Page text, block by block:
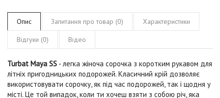
Опис Запитання про товар (0) Характеристики
Відгуки (0) Відео
Turbat Maya SS - легка жіноча сорочка з коротким рукавом для
літніх пригодницьких подорожей. Класичний крій дозволяє
використовувати сорочку, як під час подорожей, так і щодня у
місті. Це той випадок, коли ти хочеш взяти з собою річ, яка